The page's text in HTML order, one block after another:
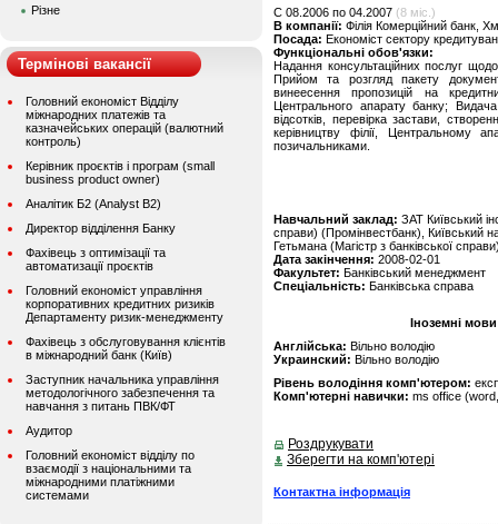
Різне
Термінові вакансії
Головний економіст Відділу
міжнародних платежів та
казначейських операцій (валютний
контроль)
Керівник проєктів і програм (small
business product owner)
Аналітик Б2 (Analyst B2)
Директор відділення Банку
Фахівець з оптимізації та
автоматизації проєктів
Головний економіст управління
корпоративних кредитних ризиків
Департаменту ризик-менеджменту
Фахівець з обслуговування клієнтів
в міжнародний банк (Київ)
Заступник начальника управління
методологічного забезпечення та
навчання з питань ПВК/ФТ
Аудитор
Головний економіст відділу по
взаємодії з національними та
міжнародними платіжними
системами
C 08.2006 по 04.2007 (8 міс.)
В компанії: Філія Комерційний банк,
Посада: Економіст сектору
Функціональні обов'язки:
Надання консультаційних послуг
Прийом та розгляд пакету
винеесення пропозицій на
Центрального апарату банку;
відсотків, перевірка застави,
керівництву філії, Центральному
позичальниками.
Навчальний заклад: ЗАТ Київський
справи) (Промінвестбанк), Київський
Гетьмана (Магістр з банківської
Дата закінчення: 2008-02-01
Факультет: Банківський менеджмент
Спеціальність: Банківська справа
Іноземні
Англійська: Вільно володію
Украинский: Вільно володію
Рівень володіння комп'ютером:
Комп'ютерні навички: ms office
Роздрукувати
Зберегти на комп'ютері
Контактна інформація